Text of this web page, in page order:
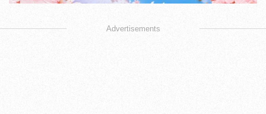
Advertisements